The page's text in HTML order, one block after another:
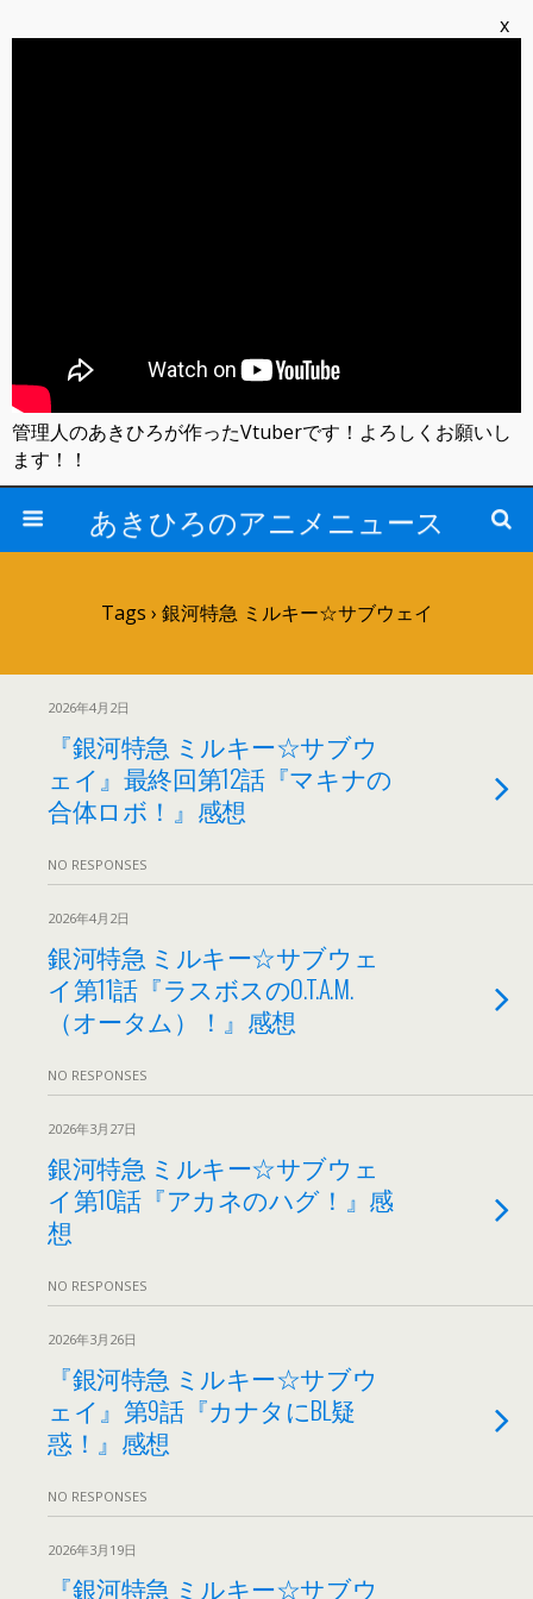
あきひろのアニメニュース
Tags › 銀河特急 ミルキー☆サブウェイ
2026年4月2日
『銀河特急 ミルキー☆サブウ
ェイ』最終回第12話『マキナの
合体ロボ！』感想
NO RESPONSES
2026年4月2日
銀河特急 ミルキー☆サブウェ
イ第11話『ラスボスのO.T.A.M.
（オータム）！』感想
NO RESPONSES
2026年3月27日
銀河特急 ミルキー☆サブウェ
イ第10話『アカネのハグ！』感
想
NO RESPONSES
2026年3月26日
『銀河特急 ミルキー☆サブウ
ェイ』第9話『カナタにBL疑
惑！』感想
NO RESPONSES
2026年3月19日
『銀河特急 ミルキー☆サブウ
x
管理人のあきひろが作ったVtuberです！よろしくお願いし
ます！！